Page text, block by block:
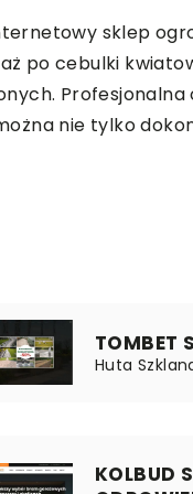
sklep
po cebulki
nie tylko
TOMBET
Huta
KOLBUD